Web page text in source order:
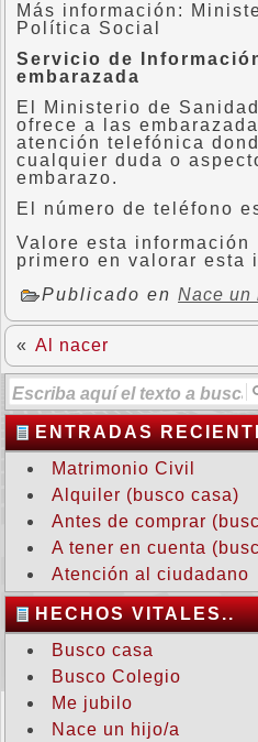
Más información:
Política Social
Servicio de
embarazada
El Ministerio de
ofrece a las
atención telefónica
cualquier duda o
embarazo.
El número de teléfono
Valore esta información
primero en valorar esta
Publicado en Nace un
« Al nacer
ENTRADAS
Matrimonio Civil
Alquiler (busco casa)
Antes de comprar
A tener en cuenta
Atención al ciudadano
HECHOS VITALES..
Busco casa
Busco Colegio
Me jubilo
Nace un hijo/a